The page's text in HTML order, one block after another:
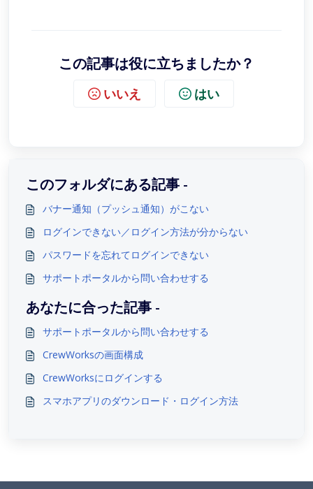
この記事は役に立ちましたか？
いいえ はい
このフォルダにある記事 -
バナー通知（プッシュ通知）がこない
ログインできない／ログイン方法が分からない
パスワードを忘れてログインできない
サポートポータルから問い合わせする
あなたに合った記事 -
サポートポータルから問い合わせする
CrewWorksの画面構成
CrewWorksにログインする
スマホアプリのダウンロード・ログイン方法